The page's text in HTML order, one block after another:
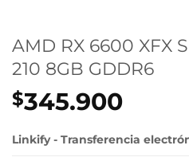
AMD RX 6600 XFX
210 8GB GDDR6
$345.900
Linkify - Transferencia